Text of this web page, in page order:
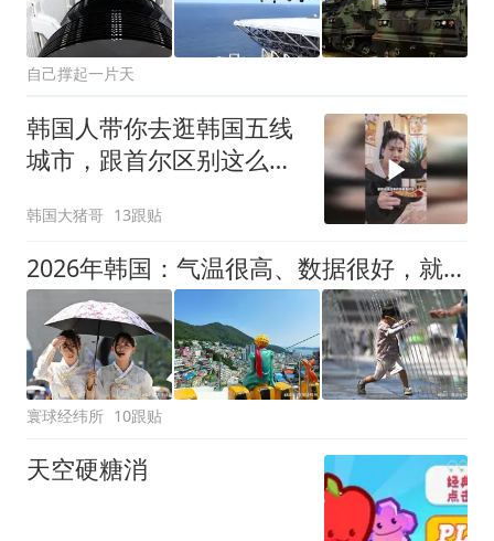
自己撑起一片天
韩国人带你去逛韩国五线
城市，跟首尔区别这么
韩国大猪哥 13跟贴
2026年韩国：气温很高、数据很好，就是普通人的日子更难过！
寰球经纬所 10跟贴
天空硬糖消